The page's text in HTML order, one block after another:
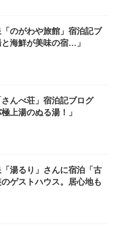
のがわや旅館」宿泊記ブ
海鮮が美味の宿…」
んべ荘」宿泊記ブログ
極上湯のぬる湯！」
湯るり」さんに宿泊「古
ゲストハウス。居心地も